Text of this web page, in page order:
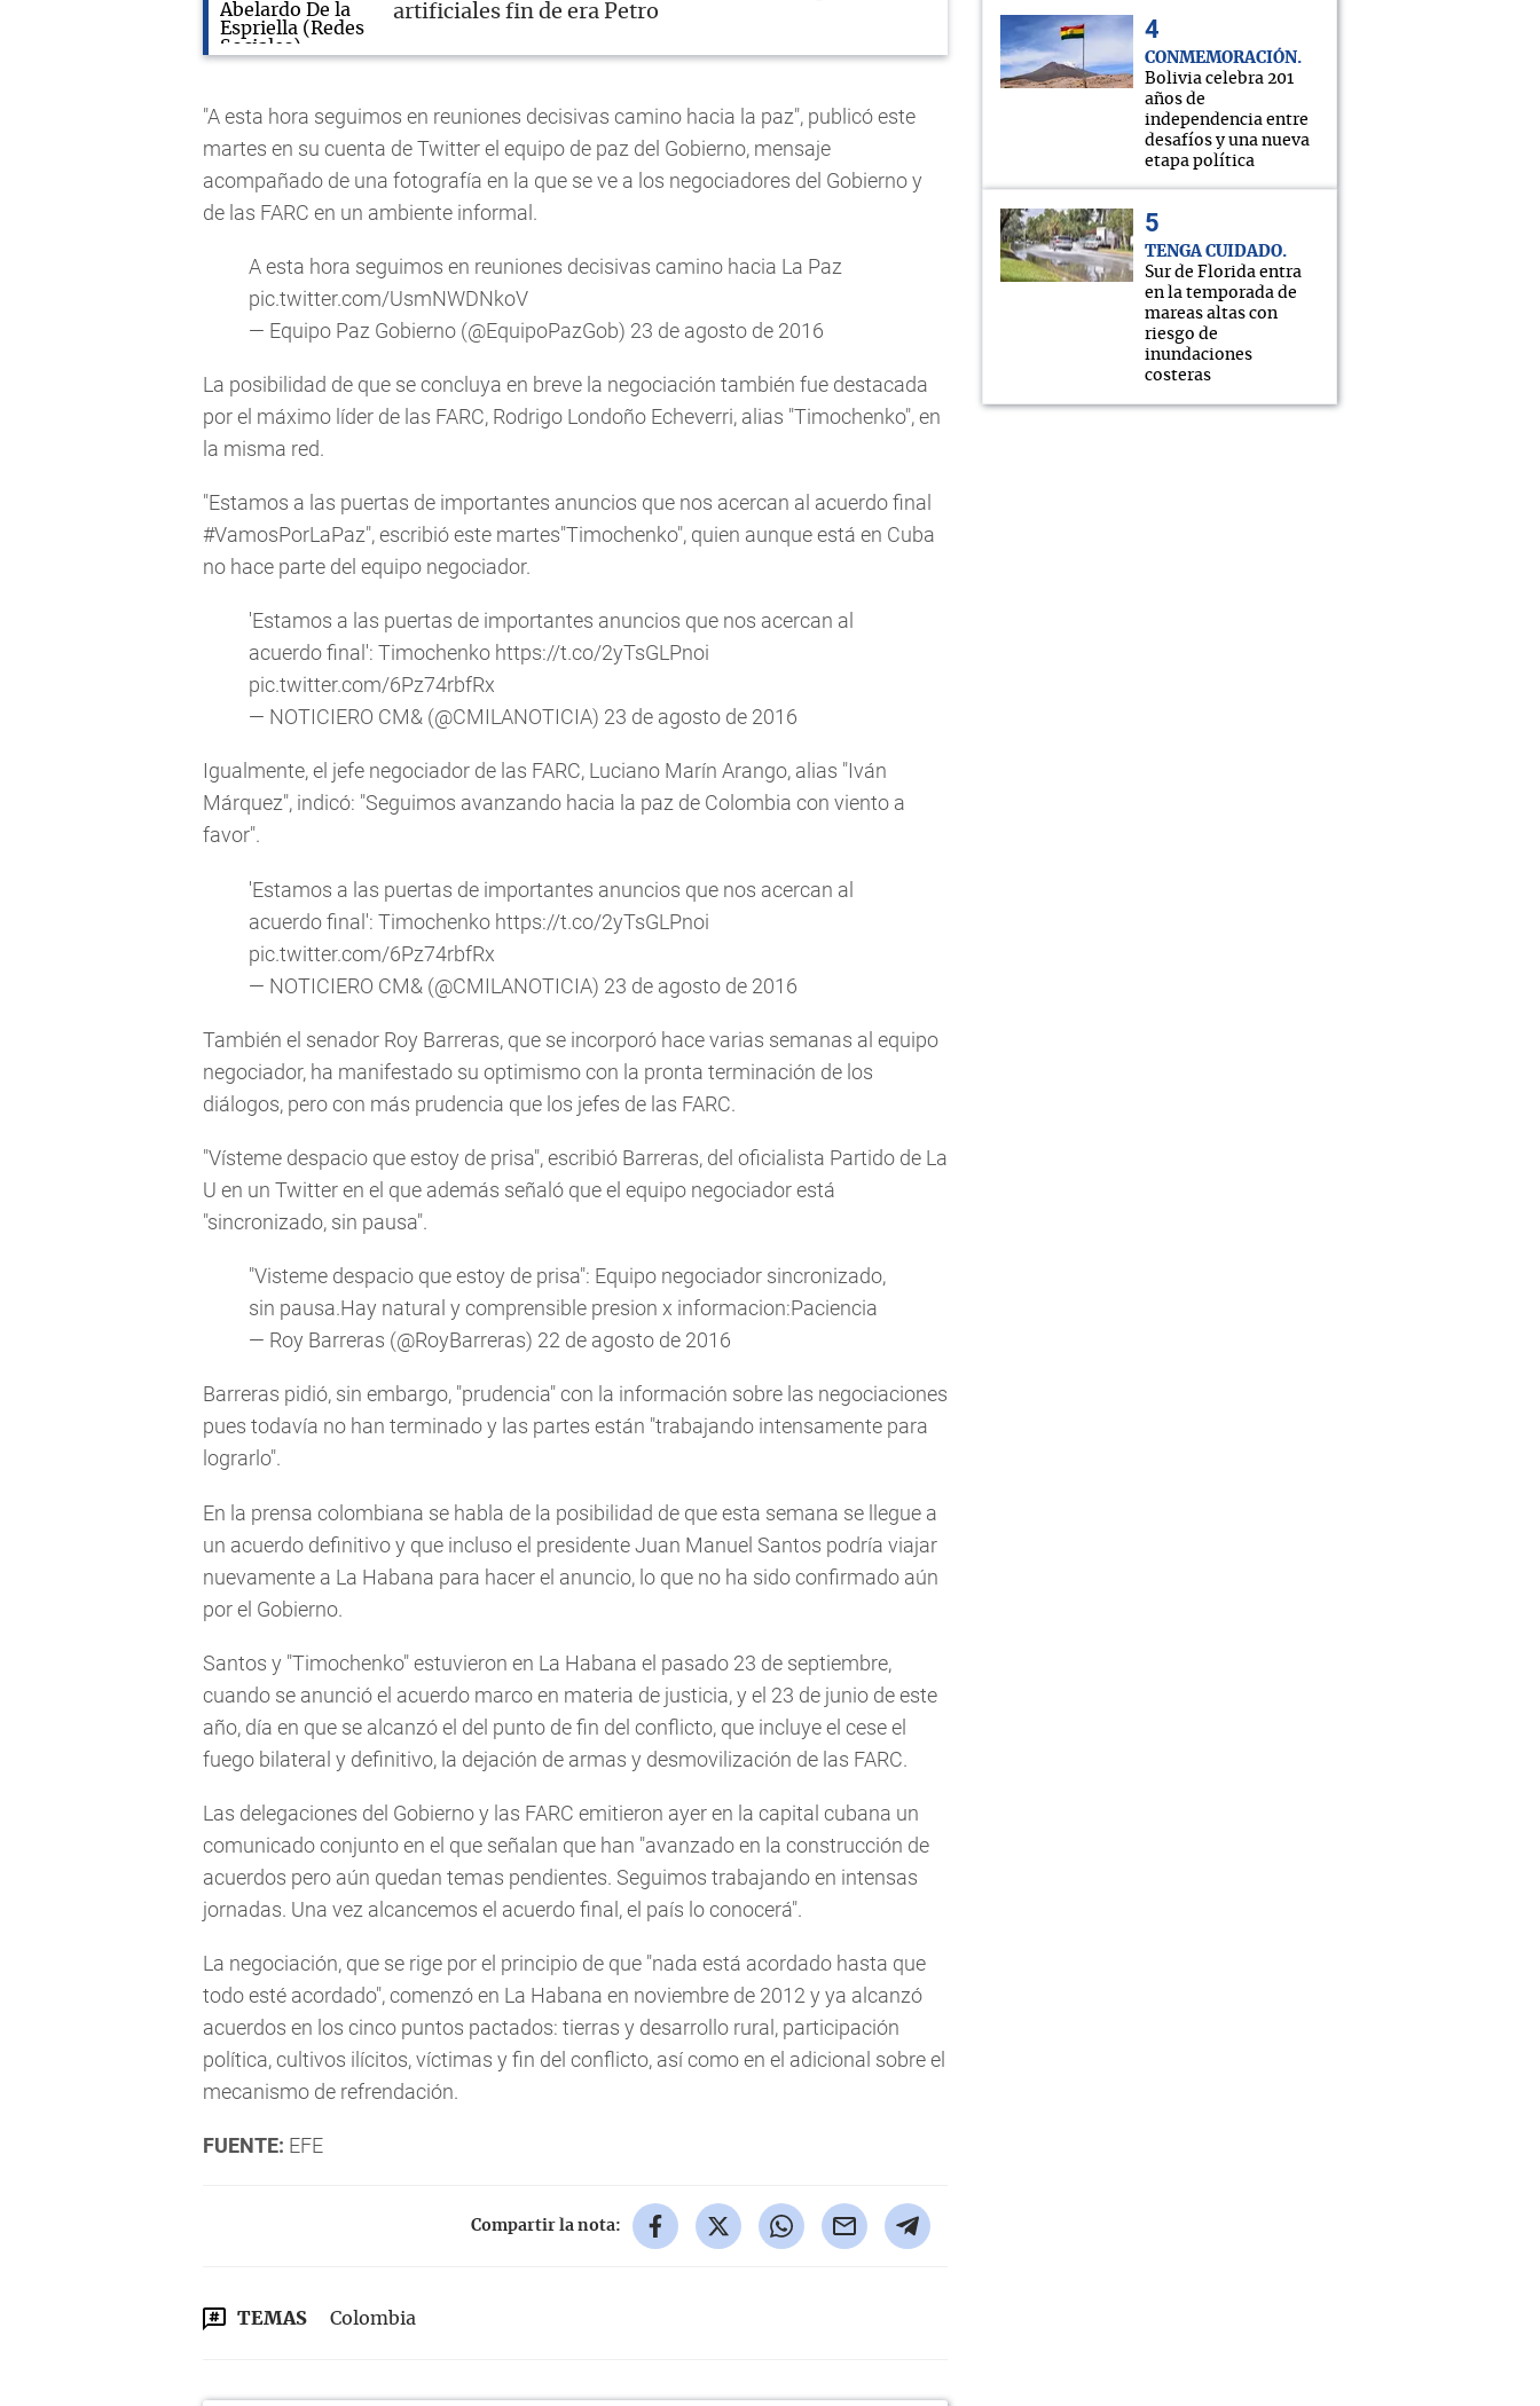
artificiales fin de era Petro
"A esta hora seguimos en reuniones decisivas camino hacia la paz", publicó este
martes en su cuenta de Twitter el equipo de paz del Gobierno, mensaje
acompañado de una fotografía en la que se ve a los negociadores del Gobierno y
de las FARC en un ambiente informal.
A esta hora seguimos en reuniones decisivas camino hacia La Paz
pic.twitter.com/UsmNWDNkoV
— Equipo Paz Gobierno (@EquipoPazGob) 23 de agosto de 2016
La posibilidad de que se concluya en breve la negociación también fue destacada
por el máximo líder de las FARC, Rodrigo Londoño Echeverri, alias "Timochenko", en
la misma red.
"Estamos a las puertas de importantes anuncios que nos acercan al acuerdo final
#VamosPorLaPaz", escribió este martes"Timochenko", quien aunque está en Cuba
no hace parte del equipo negociador.
'Estamos a las puertas de importantes anuncios que nos acercan al
acuerdo final': Timochenko https://t.co/2yTsGLPnoi
pic.twitter.com/6Pz74rbfRx
— NOTICIERO CM& (@CMILANOTICIA) 23 de agosto de 2016
Igualmente, el jefe negociador de las FARC, Luciano Marín Arango, alias "Iván
Márquez", indicó: "Seguimos avanzando hacia la paz de Colombia con viento a
favor".
'Estamos a las puertas de importantes anuncios que nos acercan al
acuerdo final': Timochenko https://t.co/2yTsGLPnoi
pic.twitter.com/6Pz74rbfRx
— NOTICIERO CM& (@CMILANOTICIA) 23 de agosto de 2016
También el senador Roy Barreras, que se incorporó hace varias semanas al equipo
negociador, ha manifestado su optimismo con la pronta terminación de los
diálogos, pero con más prudencia que los jefes de las FARC.
"Vísteme despacio que estoy de prisa", escribió Barreras, del oficialista Partido de La
U en un Twitter en el que además señaló que el equipo negociador está
"sincronizado, sin pausa".
"Visteme despacio que estoy de prisa": Equipo negociador sincronizado,
sin pausa.Hay natural y comprensible presion x informacion:Paciencia
— Roy Barreras (@RoyBarreras) 22 de agosto de 2016
Barreras pidió, sin embargo, "prudencia" con la información sobre las negociaciones
pues todavía no han terminado y las partes están "trabajando intensamente para
lograrlo".
En la prensa colombiana se habla de la posibilidad de que esta semana se llegue a
un acuerdo definitivo y que incluso el presidente Juan Manuel Santos podría viajar
nuevamente a La Habana para hacer el anuncio, lo que no ha sido confirmado aún
por el Gobierno.
Santos y "Timochenko" estuvieron en La Habana el pasado 23 de septiembre,
cuando se anunció el acuerdo marco en materia de justicia, y el 23 de junio de este
año, día en que se alcanzó el del punto de fin del conflicto, que incluye el cese el
fuego bilateral y definitivo, la dejación de armas y desmovilización de las FARC.
Las delegaciones del Gobierno y las FARC emitieron ayer en la capital cubana un
comunicado conjunto en el que señalan que han "avanzado en la construcción de
acuerdos pero aún quedan temas pendientes. Seguimos trabajando en intensas
jornadas. Una vez alcancemos el acuerdo final, el país lo conocerá".
La negociación, que se rige por el principio de que "nada está acordado hasta que
todo esté acordado", comenzó en La Habana en noviembre de 2012 y ya alcanzó
acuerdos en los cinco puntos pactados: tierras y desarrollo rural, participación
política, cultivos ilícitos, víctimas y fin del conflicto, así como en el adicional sobre el
mecanismo de refrendación.
FUENTE: EFE
Compartir la nota:
TEMAS Colombia
CONMEMORACIÓN
Bolivia celebra 201
años de
independencia entre
desafíos y una nueva
etapa política
TENGA CUIDADO
Sur de Florida entra
en la temporada de
mareas altas con
riesgo de
inundaciones
costeras